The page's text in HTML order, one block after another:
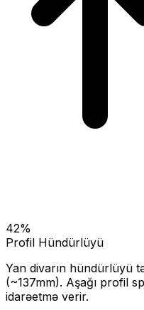
42%
Profil Hündürlüyü
Yan divarın hündürlüyü
(~137mm). Aşağı profil
idarəetmə verir.